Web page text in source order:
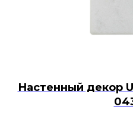
Настенный декор